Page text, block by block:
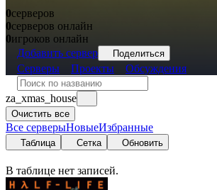
0серверов
0серверов онлайн
0игроков онлайн
Добавить сервер
Поделиться
Серверы Проекты Обсуждения
za_xmas_house
Очистить все
Все серверыНовыеИзбранные
Таблица Сетка Обновить
В таблице нет записей.